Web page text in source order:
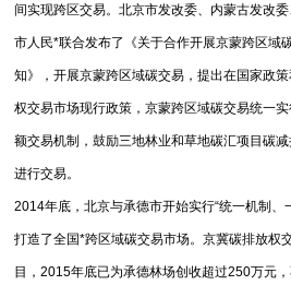
间实现跨区交易。北京市发改委、内蒙古发改
市人民*联合发布了《关于合作开展京蒙跨区域
知》，开展京蒙跨区域碳交易，提出在国家政
权交易市场现行政策，京蒙跨区域碳交易统一
额交易机制，鼓励三地林业和草地碳汇项目碳
进行交易。
2014年底，北京与承德市开始实行“统一机制、
打造了全国*跨区域碳交易市场。京冀碳排放权
目，2015年底已为承德林场创收超过250万元